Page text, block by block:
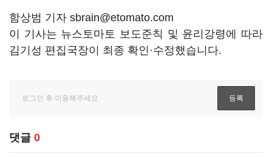
함상범 기자 sbrain@etomato.com
이 기사는 뉴스토마토 보도준칙 및 윤리강령에 따라
김기성 편집국장이 최종 확인·수정했습니다.
댓글 0